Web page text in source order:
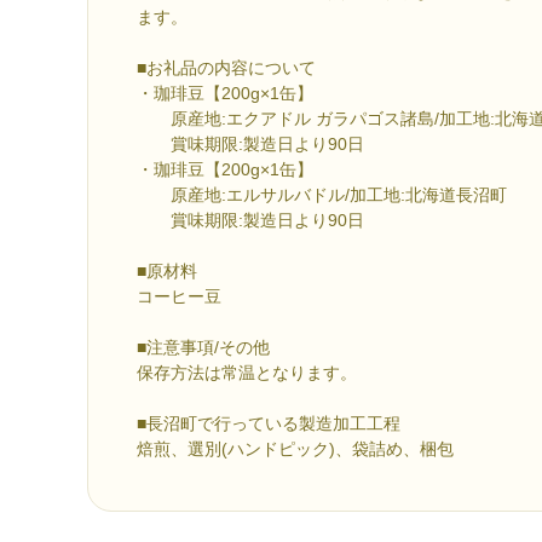
ます。
■お礼品の内容について
・珈琲豆【200g×1缶】
原産地:エクアドル ガラパゴス諸島/加工地:北海
賞味期限:製造日より90日
・珈琲豆【200g×1缶】
原産地:エルサルバドル/加工地:北海道長沼町
賞味期限:製造日より90日
■原材料
コーヒー豆
■注意事項/その他
保存方法は常温となります。
■長沼町で行っている製造加工工程
焙煎、選別(ハンドピック)、袋詰め、梱包